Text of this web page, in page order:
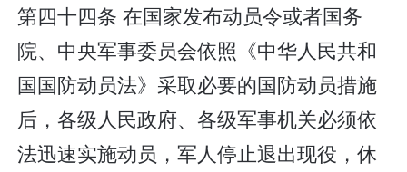
第四十四条 在国家发布动员令或者国务
院、中央军事委员会依照《中华人民共和
国国防动员法》采取必要的国防动员措施
后，各级人民政府、各级军事机关必须依
法迅速实施动员，军人停止退出现役，休